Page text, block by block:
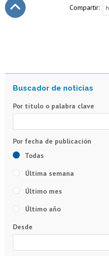
Compartir:
Por título o palabra clave
Todas
Última semana
Último mes
Último año
Desde